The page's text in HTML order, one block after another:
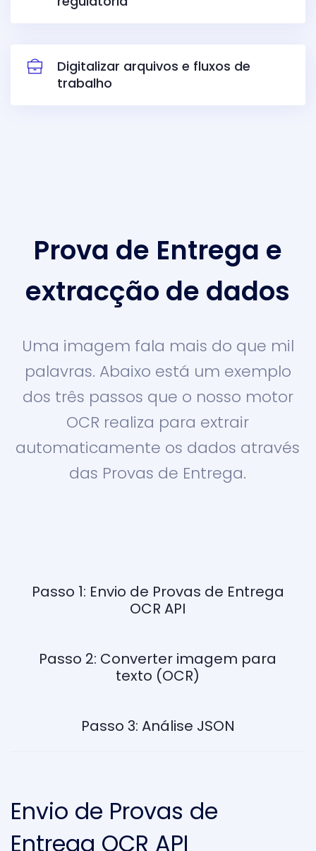
Digitalizar arquivos e fluxos de
trabalho
Prova de Entrega e
extracção de dados
Uma imagem fala mais do que mil
palavras. Abaixo está um exemplo
dos três passos que o nosso motor
OCR realiza para extrair
automaticamente os dados através
das Provas de Entrega.
Passo 1: Envio de Provas de Entrega
OCR API
Passo 2: Converter imagem para
texto (OCR)
Passo 3: Análise JSON
Envio de Provas de
Entrega OCR API